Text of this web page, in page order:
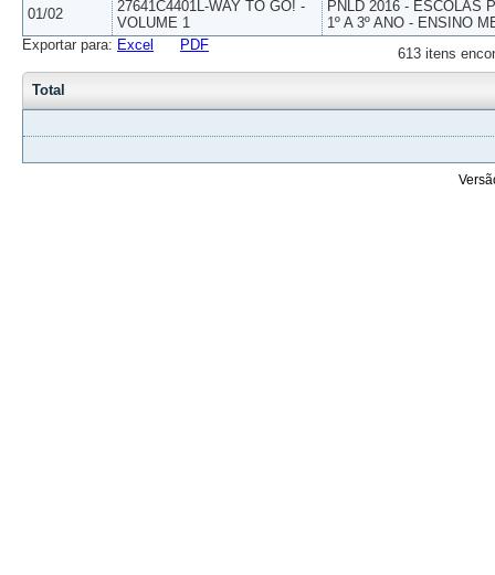
01/02
27641C4401L-WAY TO GO! -
VOLUME 1
PNLD 2016 - ESCOLAS
1º A 3º ANO - ENSINO
613 itens
Exportar para: Excel PDF
Total